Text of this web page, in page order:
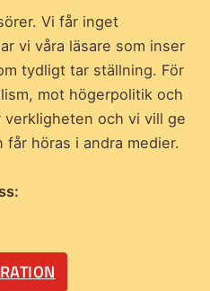
Vi får inget
vi våra läsare som inser
tydligt tar ställning. För
mot högerpolitik och
verkligheten och vi vill ge
får höras i andra medier.